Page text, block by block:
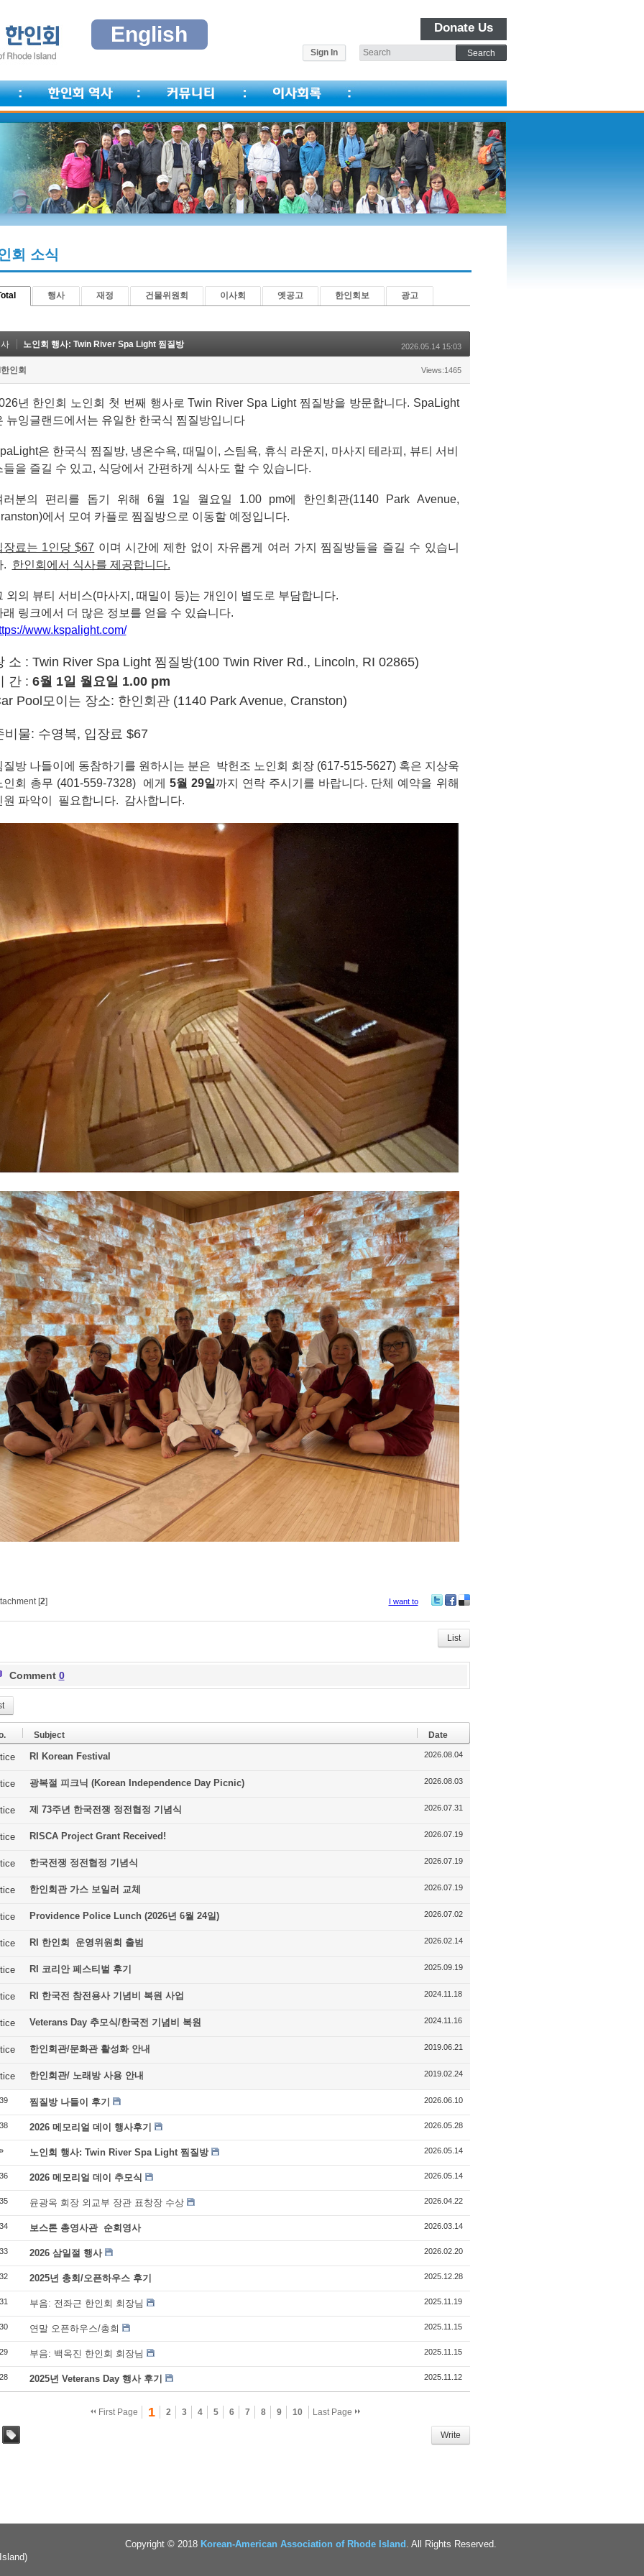
English Donate Us
Sign In
회 소식
행사 재정 건물위원회 이사회 옛공고 한인회보 광고
노인회 행사: Twin River Spa Light 찜질방 2026.05.14 15:03
인회 Views:1465
년 한인회 노인회 첫 번째 행사로 Twin River Spa Light 찜질방을 방문합니다. SpaLight
뉴잉글랜드에서는 유일한 한국식 찜질방입니다
은 한국식 찜질방, 냉온수욕, 때밀이, 스팀욕, 휴식 라운지, 마사지 테라피, 뷰티 서비
들을 즐길 수 있고, 식당에서 간편하게 식사도 할 수 있습니다.
러분의 편리를 돕기 위해 6월 1일 월요일 1.00 pm에 한인회관(1140 Park Avenue,
에서 모여 카플로 찜질방으로 이동할 예정입니다.
장료는 1인당 $67 이며 시간에 제한 없이 자유롭게 여러 가지 찜질방들을 즐길 수 있습니
. 한인회에서 식사를 제공합니다.
외의 뷰티 서비스(마사지, 때밀이 등)는 개인이 별도로 부담합니다.
래 링크에서 더 많은 정보를 얻을 수 있습니다.
www.kspalight.com/
소 : Twin River Spa Light 찜질방(100 Twin River Rd., Lincoln, RI 02865)
간 : 6월 1일 월요일 1.00 pm
Pool모이는 장소: 한인회관 (1140 Park Avenue, Cranston)
비물: 수영복, 입장료 $67
질방 나들이에 동참하기를 원하시는 분은 박헌조 노인회 회장 (617-515-5627) 혹은 지상욱
인회 총무 (401-559-7328) 에게 5월 29일 까지 연락 주시기를 바랍니다. 단체 예약을 위해
원 파악이 필요합니다. 감사합니다.
[2] I want to
itte ce
bo
ok
lici
ou
s
List
Comment 0
Subject Date
RI Korean Festival 2026.08.04
광복절 피크닉 (Korean Independence Day Picnic) 2026.08.03
제 73주년 한국전쟁 정전협정 기념식 2026.07.31
RISCA Project Grant Received! 2026.07.19
한국전쟁 정전협정 기념식 2026.07.19
한인회관 가스 보일러 교체 2026.07.19
Providence Police Lunch (2026년 6월 24일) 2026.07.02
RI 한인회 운영위원회 출범 2026.02.14
RI 코리안 페스티벌 후기 2025.09.19
RI 한국전 참전용사 기념비 복원 사업 2024.11.18
Veterans Day 추모식/한국전 기념비 복원 2024.11.16
한인회관/문화관 활성화 안내 2019.06.21
한인회관/ 노래방 사용 안내 2019.02.24
찜질방 나들이 후기 2026.06.10
2026 메모리얼 데이 행사후기 2026.05.28
» 노인회 행사: Twin River Spa Light 찜질방 2026.05.14
2026 메모리얼 데이 추모식 2026.05.14
윤광옥 회장 외교부 장관 표창장 수상 2026.04.22
보스톤 총영사관 순회영사 2026.03.14
2026 삼일절 행사 2026.02.20
2025년 총회/오픈하우스 후기 2025.12.28
부음: 전좌근 한인회 회장님 2025.11.19
연말 오픈하우스/총회 2025.11.15
부음: 백옥진 한인회 회장님 2025.11.15
2025년 Veterans Day 행사 후기 2025.11.12
First Page 1 2 3 4 5 6 7 8 9 10 Last Page
Write
Copyright © 2018 Korean-American Association of Rhode Island . All Rights Reserved.